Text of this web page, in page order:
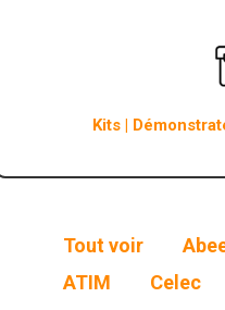
Kits |
Tout voir
ATIM
Celec